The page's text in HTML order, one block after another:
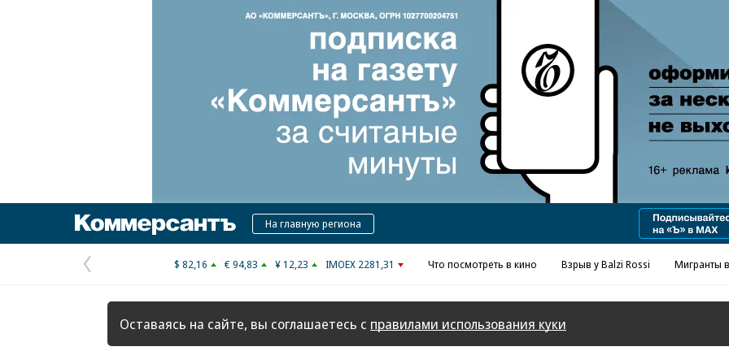
Реклама в «Ъ» www.kommersant.ru/ad
КоммерсантъНа главную региона
Предыдущая
страница
$ 82,16 € 94,83 ¥ 12,23 IMOEX 2281,31 Что посмотреть в кино Взрыв у Balzi Rossi Мигранты
Оставаясь на сайте, вы соглашаетесь с правилами использования куки